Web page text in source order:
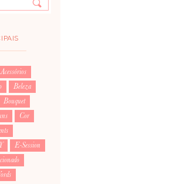
Acessórios
Beleza
Bouquet
Cor
E-Session